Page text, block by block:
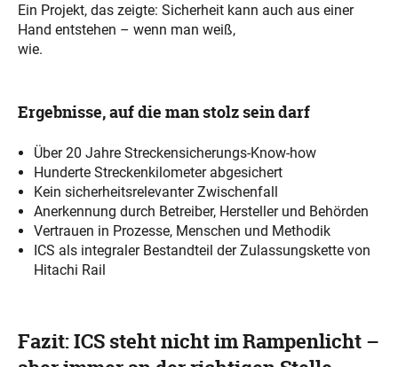
Ein Projekt, das zeigte: Sicherheit kann auch aus einer
Hand entstehen – wenn man weiß,
wie.
Ergebnisse, auf die man stolz sein darf
Über 20 Jahre Streckensicherungs-Know-how
Hunderte Streckenkilometer abgesichert
Kein sicherheitsrelevanter Zwischenfall
Anerkennung durch Betreiber, Hersteller und Behörden
Vertrauen in Prozesse, Menschen und Methodik
ICS als integraler Bestandteil der Zulassungskette von
Hitachi Rail
Fazit: ICS steht nicht im Rampenlicht –